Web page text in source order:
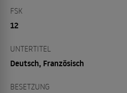
FSK
12
UNTERTITEL
Deutsch, Französisch
BESETZUNG